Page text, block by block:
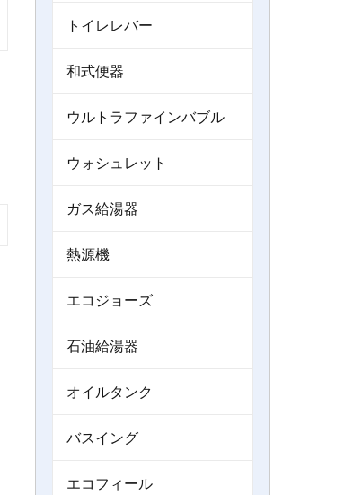
トイレレバー
和式便器
ウルトラファインバブル
ウォシュレット
ガス給湯器
熱源機
エコジョーズ
石油給湯器
オイルタンク
バスイング
エコフィール